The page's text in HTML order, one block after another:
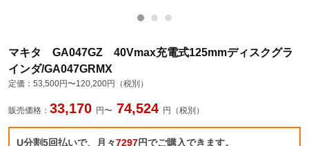
マキタ GA047GZ 40Vmax充電式125mmディスクグラ
インダ/GA047GRMX
定価： 53,500円〜120,200円（税別）
販売価格： 33,170 円〜 74,524 円（税別）
U分割5回払いで、月々7297円でご購入できます。